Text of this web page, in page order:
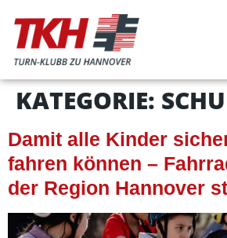
KATEGORIE:
Damit alle Kinder
fahren können –
der Region Hannover